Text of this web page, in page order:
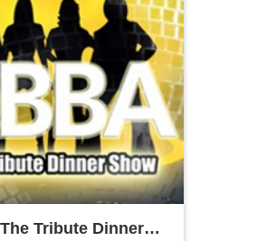
Tribute Dinner